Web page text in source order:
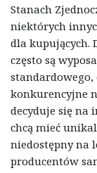
Stanach
niektórych
dla kupujących.
często są
standardowego,
konkurencyjne
decyduje się na
chcą mieć
niedostępny na
producentów